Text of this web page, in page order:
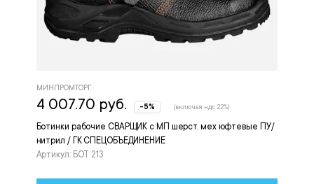
Ботинки рабочие СВАРЩИК с МП шерст. мех юфтевые ПУ/
нитрил / ГК СПЕЦОБЪЕДИНЕНИЕ
Артикул: БОТ 213
МИНПРОМТОРГ
4 007.70 руб. -5% (включая ндс 22%)